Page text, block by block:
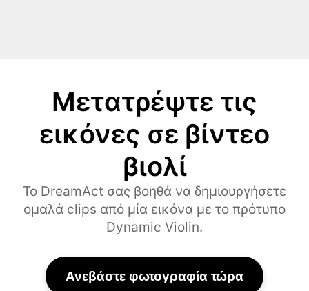
Μετατρέψτε τις
εικόνες σε βίντεο
βιολί
Το DreamAct σας βοηθά να δημιουργήσετε
ομαλά clips από μία εικόνα με το πρότυπο
Dynamic Violin.
Ανεβάστε φωτογραφία τώρα